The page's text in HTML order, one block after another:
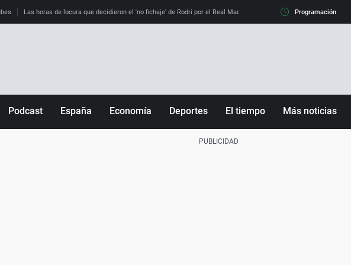
Las horas de locura que decidieron el 'no fichaje' de Rodri por el Real Madrid y su 'sí' al Barça La llamada
Programación
Podcast España Economía Deportes El tiempo Más noticias